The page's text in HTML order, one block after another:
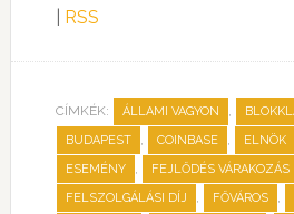
RSS
CÍMKÉK: ÁLLAMI VAGYON ,
BUDAPEST , COINBASE , ELNÖK
ESEMÉNY , FEJLŐDÉS VÁRAKOZÁS
FELSZOLGÁLÁSI DÍJ , FŐVÁROS ,